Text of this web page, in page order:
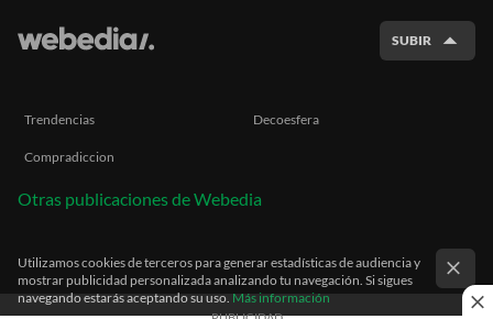
SUBIR
Trendencias Decoesfera
Compradiccion
Otras publicaciones de Webedia
Utilizamos cookies de terceros para generar estadísticas de audiencia y
mostrar publicidad personalizada analizando tu navegación. Si sigues
navegando estarás aceptando su uso. Más información